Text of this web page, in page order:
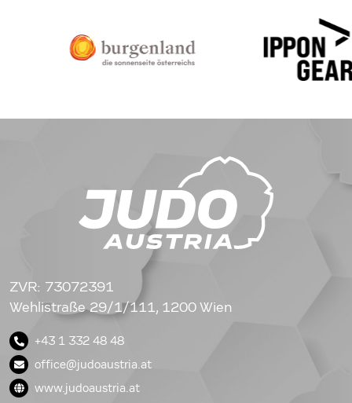
ZVR: 73072391
Wehlistraße 29/1/111, 1200 Wien
+43 1 332 48 48
office@judoaustria.at
www.judoaustria.at